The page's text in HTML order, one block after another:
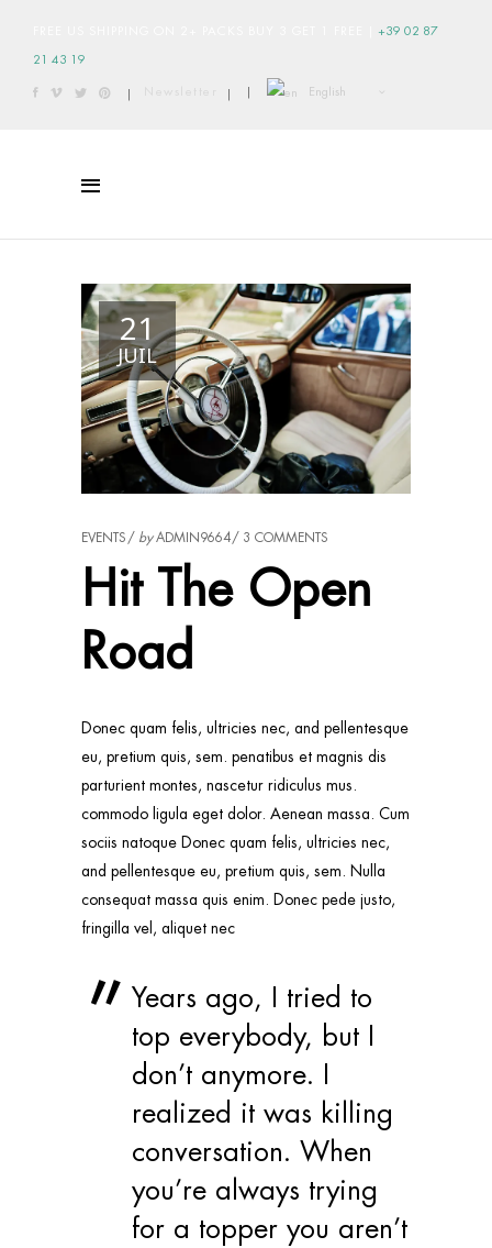
+39 02 87
21 43 19
| | | English
21
JUIL
EVENTS byADMIN9664 3 COMMENTS
Hit The Open
Road
Donec quam felis, ultricies nec, and pellentesque
eu, pretium quis, sem. penatibus et magnis dis
parturient montes, nascetur ridiculus mus.
commodo ligula eget dolor. Aenean massa. Cum
sociis natoque Donec quam felis, ultricies nec,
and pellentesque eu, pretium quis, sem. Nulla
consequat massa quis enim. Donec pede justo,
fringilla vel, aliquet nec
Years ago, I tried to
top everybody, but I
don’t anymore. I
realized it was killing
conversation. When
you’re always trying
for a topper you aren’t